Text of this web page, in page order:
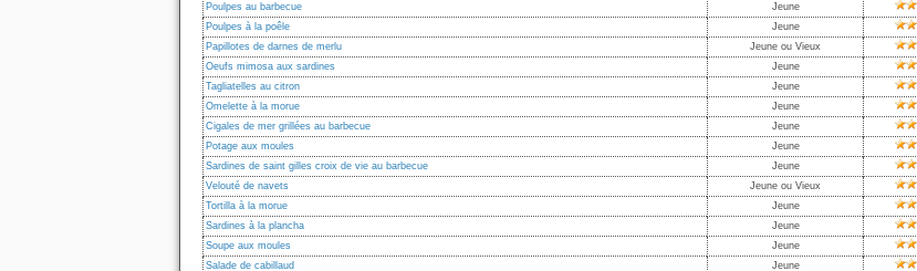
Poulpes au barbecue
Jeune
Poulpes à la poêle
Jeune
Papillotes de darnes de merlu
Jeune ou Vieux
Oeufs mimosa aux sardines
Jeune
Tagliatelles au citron
Jeune
Omelette à la morue
Jeune
Cigales de mer grillées au barbecue
Jeune
Potage aux moules
Jeune
Sardines de saint gilles croix de vie au barbecue
Jeune
Velouté de navets
Jeune ou Vieux
Tortilla à la morue
Jeune
Sardines à la plancha
Jeune
Soupe aux moules
Jeune
Salade de cabillaud
Jeune